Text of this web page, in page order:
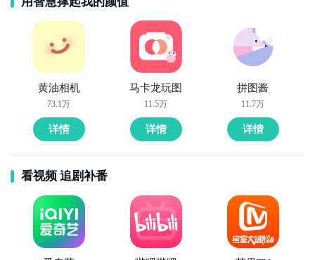
黄油相机
73.1万
详情
马卡龙玩图
11.5万
详情
拼图酱
11.7万
详情
看视频 追剧补番